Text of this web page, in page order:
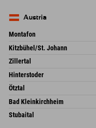
Germania
Austria
Montafon
Dorfstr. 127b
6793 Gaschurn/Montafon
Austria
Kitzbühel/St. Johann
Speckbacherstraße 87
Austria
Zillertal
Schmiedau 2
6272 Kaltenbach im Zillertal
Austria
Hinterstoder
Freizeitpark 10
Austria
Ötztal
Gscheat 14
6441 Umhausen
Austria
Bad Kleinkirchheim
Dorfstraße 24
Stubaital